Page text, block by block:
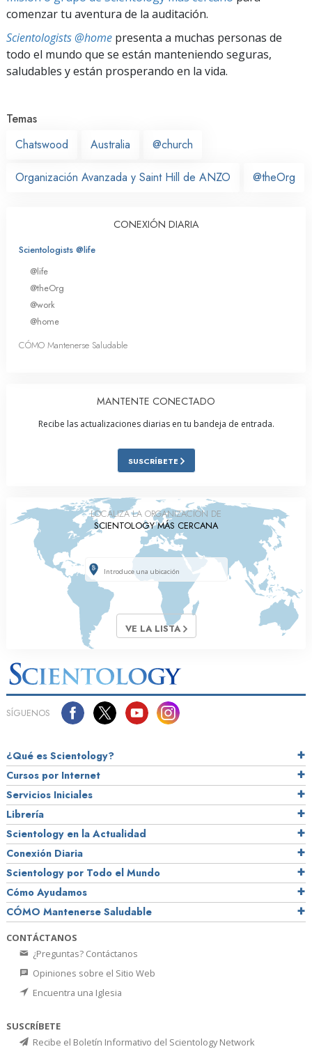
comenzar tu aventura de la auditación.
Scientologists @home presenta a muchas personas de
todo el mundo que se están manteniendo seguras,
saludables y están prosperando en la vida.
Temas
Chatswood
Australia @church
Organización Avanzada y Saint Hill de ANZO @theOrg
CONEXIÓN DIARIA
Scientologists @life
@life
@theOrg
@work
@home
CÓMO Mantenerse Saludable
MANTENTE CONECTADO
Recibe las actualizaciones diarias en tu bandeja de entrada.
SUSCRÍBETE
LOCALIZA LA ORGANIZACIÓN DE
SCIENTOLOGY MÁS CERCANA
VE LA LISTA
SÍGUENOS
¿Qué es Scientology?
Cursos por Internet
Servicios Iniciales
Librería
Scientology en la Actualidad
Conexión Diaria
Scientology por Todo el Mundo
Cómo Ayudamos
CÓMO Mantenerse Saludable
CONTÁCTANOS
¿Preguntas? Contáctanos
Opiniones sobre el Sitio Web
Encuentra una Iglesia
SUSCRÍBETE
Recibe el Boletín Informativo del Scientology Network